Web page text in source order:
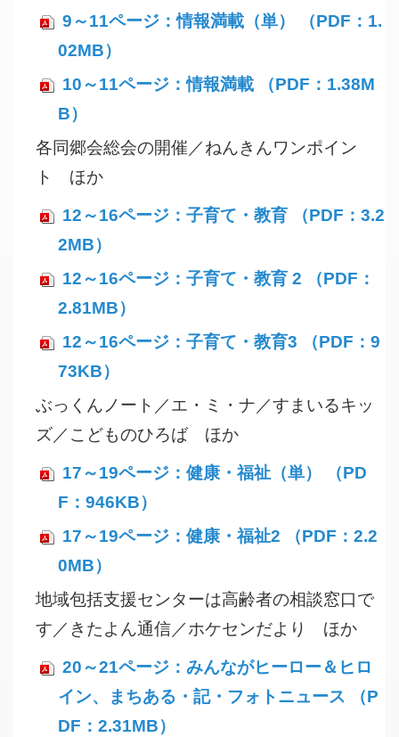
9～11ページ：情報満載（単） （PDF：1.
02MB）
10～11ページ：情報満載 （PDF：1.38M
B）
各同郷会総会の開催／ねんきんワンポイン
ト ほか
12～16ページ：子育て・教育 （PDF：3.2
2MB）
12～16ページ：子育て・教育 2 （PDF：
2.81MB）
12～16ページ：子育て・教育3 （PDF：9
73KB）
ぶっくんノート／エ・ミ・ナ／すまいるキッ
ズ／こどものひろば ほか
17～19ページ：健康・福祉（単） （PD
F：946KB）
17～19ページ：健康・福祉2 （PDF：2.2
0MB）
地域包括支援センターは高齢者の相談窓口で
す／きたよん通信／ホケセンだより ほか
20～21ページ：みんながヒーロー＆ヒロ
イン、まちある・記・フォトニュース （P
DF：2.31MB）